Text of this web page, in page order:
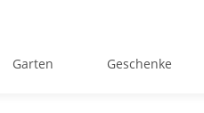
Garten Geschenke